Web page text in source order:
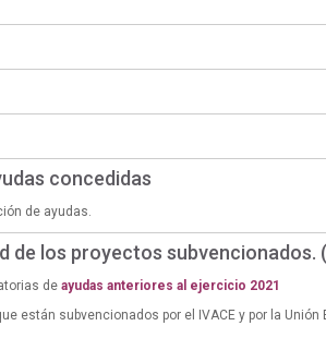
concedidas
de ayudas.
de los proyectos subvencionados.
de ayudas anteriores al ejercicio 2021
están subvencionados por el IVACE y por la